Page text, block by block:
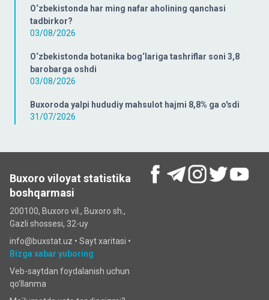
O‘zbekistonda har ming nafar aholining qanchasi
tadbirkor?
03/08/2026
O‘zbekistonda botanika bog‘lariga tashriflar soni 3,8
barobarga oshdi
03/08/2026
Buxoroda yalpi hududiy mahsulot hajmi 8,8% ga o'sdi
31/07/2026
Buxoro viloyat statistika
boshqarmasi
200100, Buxoro vil., Buxoro sh.,
Gazli shossesi, 32-uy
info@buxstat.uz • Sayt xaritasi •
Bizga xabar yuboring
Veb-saytdan foydalanish uchun
qo'llanma